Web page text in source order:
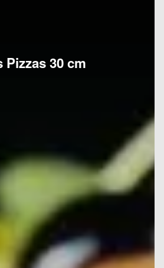
Pizzas 30 cm